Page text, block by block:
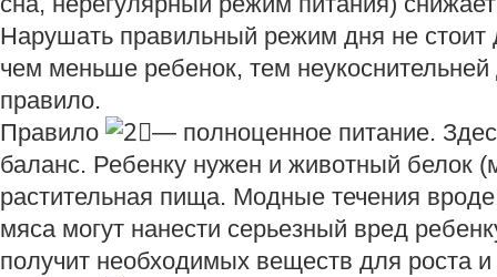
Нарушать правильный режим дня не
чем меньше ребенок, тем
правило.
Правило
— полноценное питание.
баланс. Ребенку нужен и животный белок
растительная пища. Модные течения
мяса могут нанести серьезный вред
получит необходимых веществ для роста и